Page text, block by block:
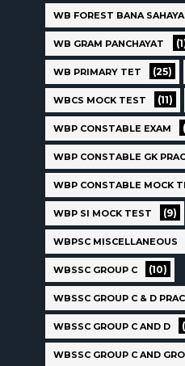
WB FOREST BANA
WB GRAM PANCHAYAT
WB PRIMARY TET (25)
WBCS MOCK TEST (11)
WBP CONSTABLE EXAM
WBP CONSTABLE GK
WBP CONSTABLE MOCK
WBP SI MOCK TEST (9)
WBPSC MISCELLANEOUS
WBSSC GROUP C (10)
WBSSC GROUP C & D
WBSSC GROUP C AND D
WBSSC GROUP C AND